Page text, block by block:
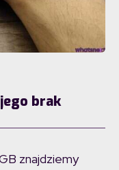
brak
znajdziemy